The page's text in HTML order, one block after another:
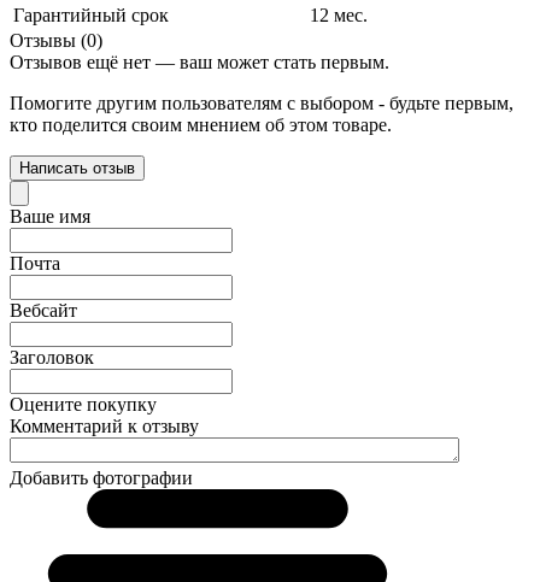
Гарантийный срок
12 мес.
Отзывы (0)
Отзывов ещё нет — ваш может стать первым.
Помогите другим пользователям с выбором - будьте первым,
кто поделится своим мнением об этом товаре.
Написать отзыв
Ваше имя
Почта
Вебсайт
Заголовок
Оцените покупку
Комментарий к отзыву
Добавить фотографии